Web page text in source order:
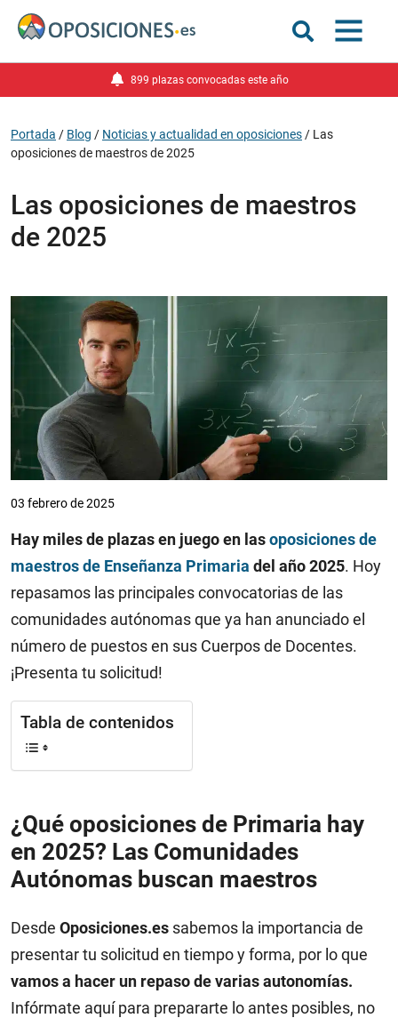
899 plazas convocadas este año
Portada / Blog / Noticias y actualidad en oposiciones / Las
oposiciones de maestros de 2025
Las oposiciones de maestros
de 2025
03 febrero de 2025
Hay miles de plazas en juego en lasoposiciones de
maestros de Enseñanza Primaria del año 2025. Hoy
repasamos las principales convocatorias de las
comunidades autónomas que ya han anunciado el
número de puestos en sus Cuerpos de Docentes.
¡Presenta tu solicitud!
Tabla de contenidos
¿Qué oposiciones de Primaria hay
en 2025? Las Comunidades
Autónomas buscan maestros
Desde Oposiciones.es sabemos la importancia de
presentar tu solicitud en tiempo y forma, por lo que
vamos a hacer un repaso de varias autonomías.
Infórmate aquí para prepararte lo antes posibles, no